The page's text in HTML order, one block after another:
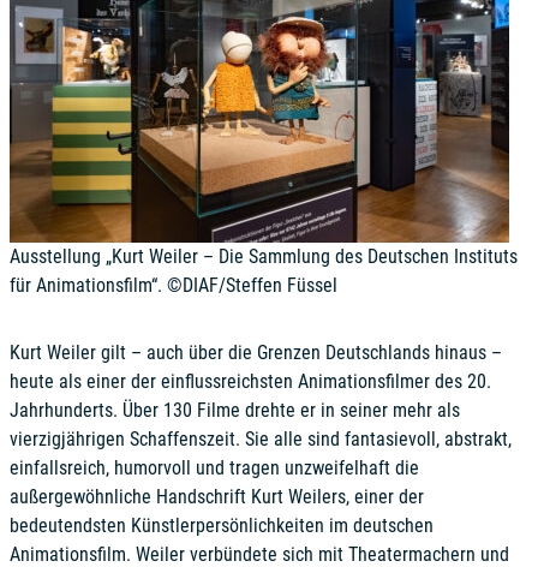
Ausstellung „Kurt Weiler – Die Sammlung des Deutschen Instituts
für Animationsfilm“. ©DIAF/Steffen Füssel
Kurt Weiler gilt – auch über die Grenzen Deutschlands hinaus –
heute als einer der einflussreichsten Animationsfilmer des 20.
Jahrhunderts. Über 130 Filme drehte er in seiner mehr als
vierzigjährigen Schaffenszeit. Sie alle sind fantasievoll, abstrakt,
einfallsreich, humorvoll und tragen unzweifelhaft die
außergewöhnliche Handschrift Kurt Weilers, einer der
bedeutendsten Künstlerpersönlichkeiten im deutschen
Animationsfilm. Weiler verbündete sich mit Theatermachern und